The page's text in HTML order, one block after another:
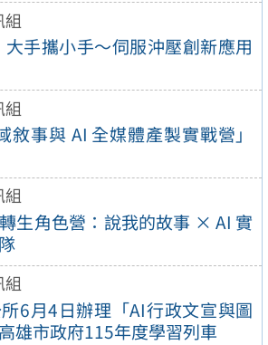
組
手攜小手～伺服沖壓創新應用
組
敘事與 AI 全媒體產製實戰營」
組
轉生角色營：說我的故事 × AI 實
組
6月4日辦理「AI行政文宣與圖
雄市政府115年度學習列車